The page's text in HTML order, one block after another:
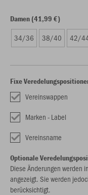
Damen (41,99 €)
34/36 38/40 42/
Fixe
Vereinswappen
Marken - Label
Vereinsname
Optionale
Diese Änderungen werden
angezeigt. Sie werden
berücksichtigt.